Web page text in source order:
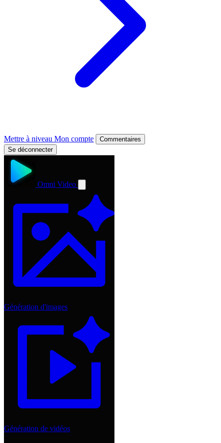
Mettre à niveau Mon compte
Commentaires
Se déconnecter
Omni Video
Génération d'images
Génération de vidéos